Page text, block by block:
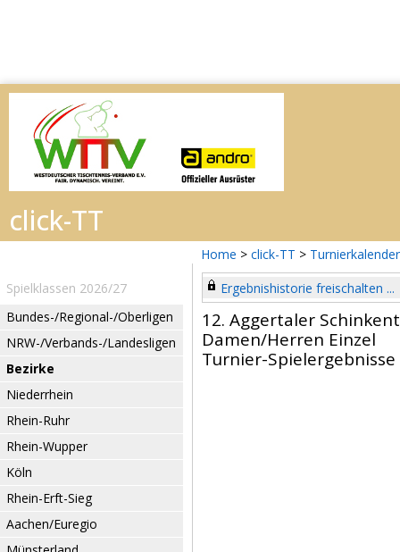
Home > click-TT > Turnierkalender
Spielklassen 2026/27
Bundes-/Regional-/Oberligen
NRW-/Verbands-/Landesligen
Bezirke
Niederrhein
Rhein-Ruhr
Rhein-Wupper
Köln
Rhein-Erft-Sieg
Aachen/Euregio
Ergebnishistorie freischalten ...
12. Aggertaler
Damen/Herren Einzel
Turnier-Spielergebnisse